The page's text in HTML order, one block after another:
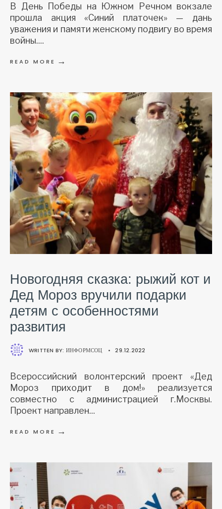
В День Победы на Южном Речном вокзале
прошла акция «Синий платочек» — дань
уважения и памяти женскому подвигу во время
войны....
READ MORE →
Новогодняя сказка: рыжий кот и
Дед Мороз вручили подарки
детям с особенностями
развития
WRITTEN BY: ИНФОРМСОЦ • 29.12.2022
Всероссийский волонтерский проект «Дед
Мороз приходит в дом!» реализуется
совместно с администрацией г.Москвы.
Проект направлен...
READ MORE →